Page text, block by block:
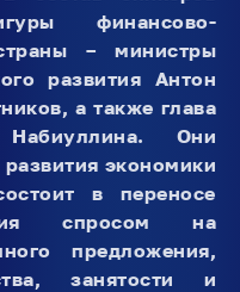
финансово-
– министры
развития Антон
а также глава
Набиуллина. Они
экономики
в переносе
спросом на
предложения,
занятости и